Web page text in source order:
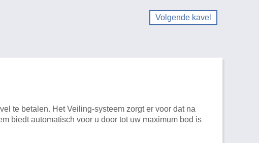
Volgende kavel
te betalen. Het Veiling-systeem zorgt er voor dat na
biedt automatisch voor u door tot uw maximum bod is